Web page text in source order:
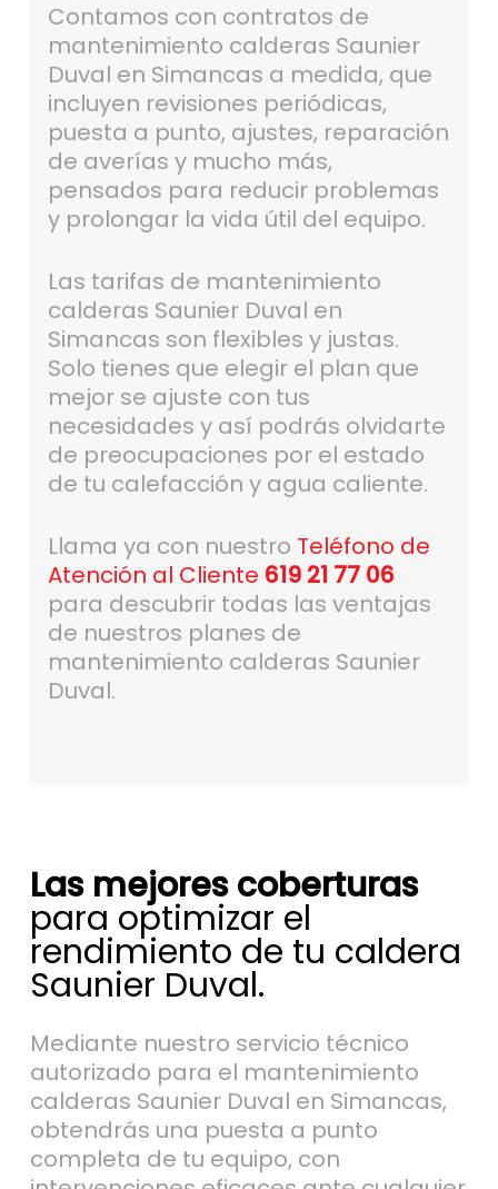
Contamos con contratos de
mantenimiento calderas Saunier
Duval en Simancas a medida, que
incluyen revisiones periódicas,
puesta a punto, ajustes, reparación
de averías y mucho más,
pensados para reducir problemas
y prolongar la vida útil del equipo.
Las tarifas de mantenimiento
calderas Saunier Duval en
Simancas son flexibles y justas.
Solo tienes que elegir el plan que
mejor se ajuste con tus
necesidades y así podrás olvidarte
de preocupaciones por el estado
de tu calefacción y agua caliente.
Llama ya con nuestro Teléfono de
Atención al Cliente 619 21 77 06
para descubrir todas las ventajas
de nuestros planes de
mantenimiento calderas Saunier
Duval.
Las mejores coberturas
para optimizar el
rendimiento de tu caldera
Saunier Duval.
Mediante nuestro servicio técnico
autorizado para el mantenimiento
calderas Saunier Duval en Simancas,
obtendrás una puesta a punto
completa de tu equipo, con